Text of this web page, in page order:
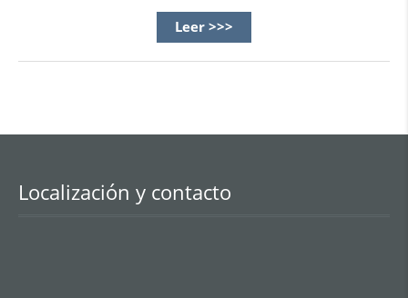
Leer >>>
Localización y contacto